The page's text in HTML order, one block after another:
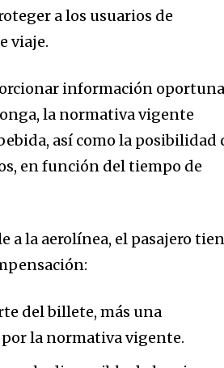
32,214
a los usuarios de
viaje.
información
la normativa vigente
así como la posibilidad
en función del tiempo de
a la aerolínea, el pasajero
del billete, más una
la normativa vigente.